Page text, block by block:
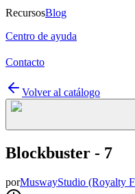
RecursosBlog
Centro de ayuda
Contacto
Volver al catálogo
Blockbuster - 7
porMuswayStudio (Royalty